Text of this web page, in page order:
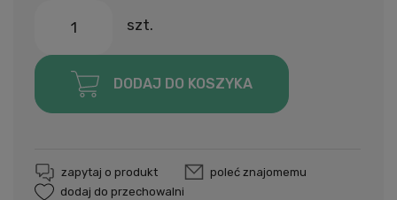
szt.
DODAJ DO KOSZYKA
zapytaj o produkt
poleć znajomemu
dodaj do przechowalni